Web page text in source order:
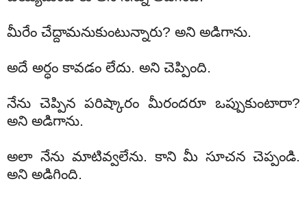
మీరేం చేద్దామనుకుంటున్నారు? అని అడిగాను.
అదే అర్ధం కావడం లేదు. అని చెప్పింది.
నేను చెప్పిన పరిష్కారం మీరందరూ ఒప్పుకుంటారా?
అని అడిగాను.
అలా నేను మాటివ్వలేను. కాని మీ సూచన చెప్పండి.
అని అడిగింది.